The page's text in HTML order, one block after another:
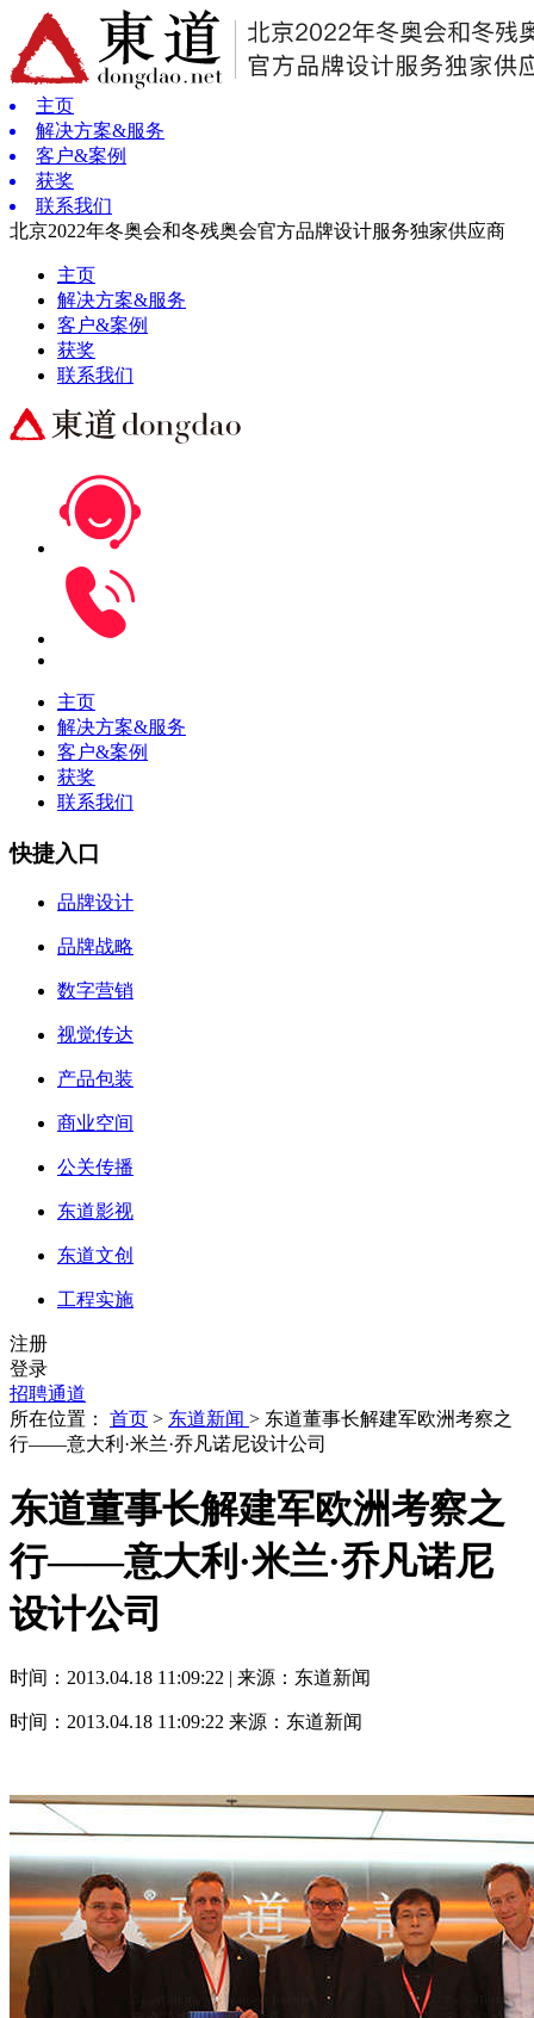
主页
解决方案&服务
客户&案例
获奖
联系我们
北京2022年冬奥会和冬残奥会官方品牌设计服务独家供应商
主页
解决方案&服务
客户&案例
获奖
联系我们
主页
解决方案&服务
客户&案例
获奖
联系我们
快捷入口
品牌设计
品牌战略
数字营销
视觉传达
产品包装
商业空间
公关传播
东道影视
东道文创
工程实施
注册
登录
招聘通道
所在位置： 首页 > 东道新闻 > 东道董事长解建军欧洲考察之
行——意大利·米兰·乔凡诺尼设计公司
东道董事长解建军欧洲考察之
行——意大利·米兰·乔凡诺尼
设计公司
时间：2013.04.18 11:09:22 | 来源：东道新闻
时间：2013.04.18 11:09:22 来源：东道新闻